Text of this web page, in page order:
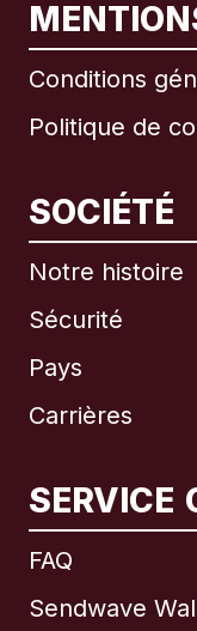
Conditions
Politique de
SOCIÉTÉ
Notre histoire
Sécurité
Pays
Carrières
SERVICE
FAQ
Sendwave